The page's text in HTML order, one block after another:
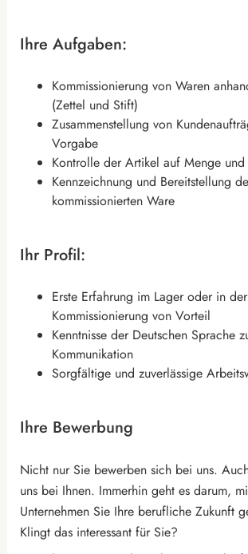
Ihre Aufgaben:
Kommissionierung von Waren
(Zettel und Stift)
Zusammenstellung von
Vorgabe
Kontrolle der Artikel auf Menge
Kennzeichnung und Bereitstellung
kommissionierten Ware
Ihr Profil:
Erste Erfahrung im Lager oder in der
Kommissionierung von Vorteil
Kenntnisse der Deutschen Sprache
Kommunikation
Sorgfältige und zuverlässige
Ihre Bewerbung
Nicht nur Sie bewerben sich bei uns.
uns bei Ihnen. Immerhin geht es darum,
Unternehmen Sie Ihre berufliche Zukunft
Klingt das interessant für Sie?